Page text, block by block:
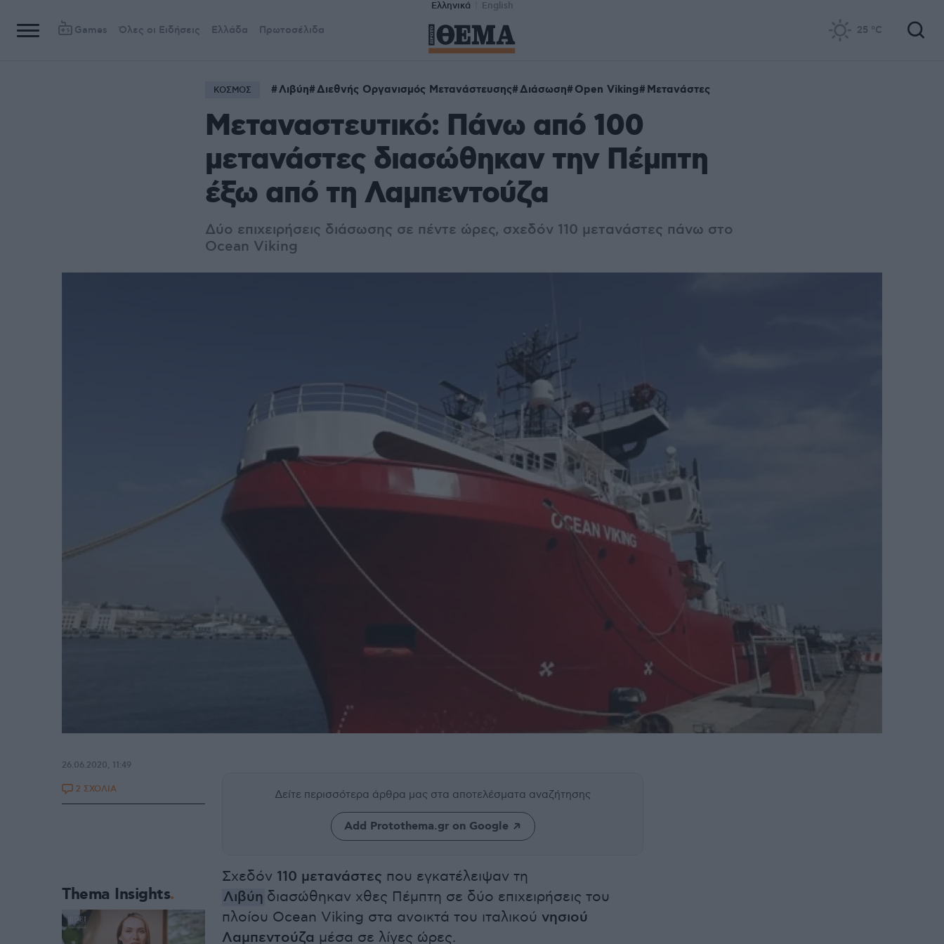
Ελληνικά English
Games Όλες οι Ειδήσεις Ελλάδα Πρωτοσέλιδα 25 °C
ΚΟΣΜΟΣ Λιβύη Διεθνής Οργανισμός Μετανάστευσης Διάσωση Open Viking Μετανάστες
Μεταναστευτικό: Πάνω από 100
μετανάστες διασώθηκαν την Πέμπτη
έξω από τη Λαμπεντούζα
Δύο επιχειρήσεις διάσωσης σε πέντε ώρες, σχεδόν 110 μετανάστες πάνω στο
Ocean Viking
Δείτε περισσότερα άρθρα μας στα αποτελέσματα αναζήτησης
Add Protothema.gr on Google
Σχεδόν 110 μετανάστες που εγκατέλειψαν τη
Λιβύη διασώθηκαν χθες Πέμπτη σε δύο επιχειρήσεις του
πλοίου Ocean Viking στα ανοικτά του ιταλικού νησιού
Λαμπεντούζα μέσα σε λίγες ώρες.
26.06.2020, 11:49
2 ΣΧΟΛΙΑ
Thema Insights